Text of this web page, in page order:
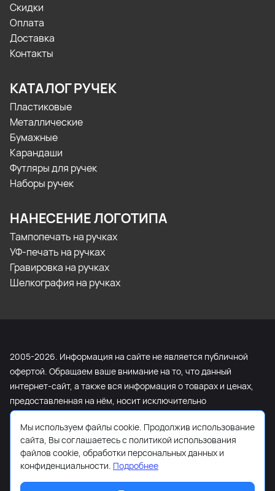
Скидки
Оплата
Доставка
Контакты
КАТАЛОГ РУЧЕК
Пластиковые
Металлические
Бумажные
Карандаши
Футляры для ручек
Наборы ручек
НАНЕСЕНИЕ ЛОГОТИПА
Тампопечать на ручках
УФ-печать на ручках
Гравировка на ручках
Шелкография на ручках
2005-2026. Информация на сайте не является публичной
офертой. Обращаем ваше внимание на то, что данный
интернет-сайт, а также вся информация о товарах и ценах,
предоставленная на нём, носит исключительно
информационный характер и ни при каких условиях не
является публичной офертой, определяемой положениями
Статьи 437 Гражданского кодекса Российской Федерации.
Для получения подробной информации о наличии и
стоимости указанных товаров и (или) услуг, пожалуйста,
Мы используем файлы cookie. Продолжив использование
сайта, Вы соглашаетесь с политикой использования
файлов cookie, обработки персональных данных и
конфиденциальности. Подробнее